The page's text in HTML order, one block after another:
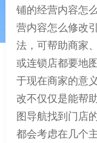
铺的经营内容怎
营内容怎么修改
法，可帮助商家
或连锁店都要地
于现在商家的意
改不仅仅是能帮
图导航找到门店
都会考虑在几个